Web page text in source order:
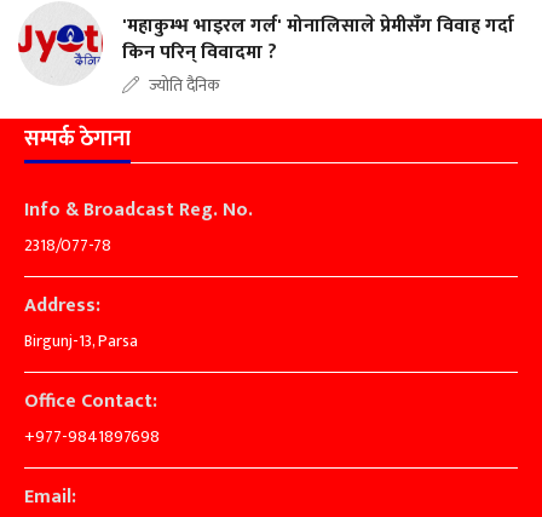
'महाकुम्भ भाइरल गर्ल' मोनालिसाले प्रेमीसँग विवाह गर्दा
किन परिन् विवादमा ?
ज्योति दैनिक
सम्पर्क ठेगाना
Info & Broadcast Reg. No.
2318/077-78
Address:
Birgunj-13, Parsa
Office Contact:
+977-9841897698
Email: